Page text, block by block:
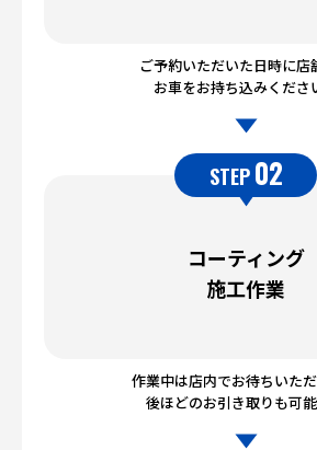
ご予約いただいた日時に店
お車をお持ち込みくださ
STEP 02
コーティング
施工作業
作業中は店内でお待ちいただ
後ほどのお引き取りも可